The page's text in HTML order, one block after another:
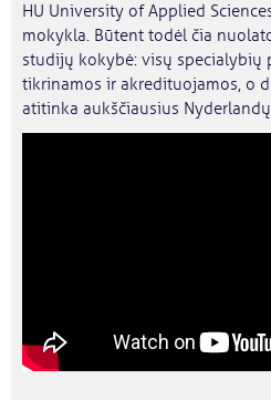
HU University of Applied
mokykla. Būtent todėl čia
studijų kokybė: visų specialybių
tikrinamos ir akredituojamos, o
atitinka aukščiausius